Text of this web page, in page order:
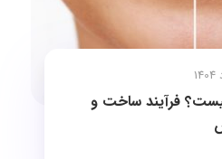
فرآیند ساخت و